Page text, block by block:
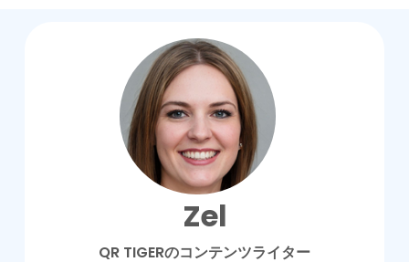
Zel
QR TIGERのコンテンツライター